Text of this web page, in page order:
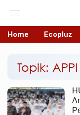
Home Ecopluz
Topik: APPI